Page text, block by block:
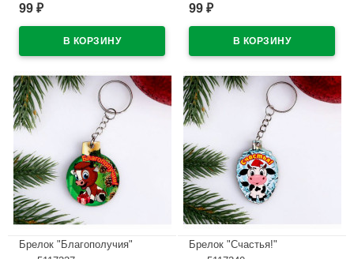
В наличии
99 ₽
В наличии
99 ₽
Брелок "Благополучия"
Брелок "Счастья!"